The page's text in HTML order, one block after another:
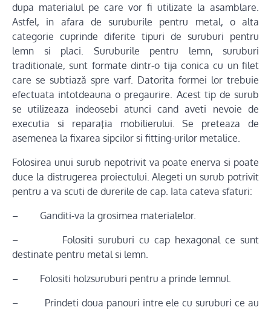
dupa materialul pe care vor fi utilizate la asamblare.
Astfel, in afara de suruburile pentru metal, o alta
categorie cuprinde diferite tipuri de suruburi pentru
lemn si placi. Suruburile pentru lemn, suruburi
traditionale, sunt formate dintr-o tija conica cu un filet
care se subtiază spre varf. Datorita formei lor trebuie
efectuata intotdeauna o pregaurire. Acest tip de surub
se utilizeaza indeosebi atunci cand aveti nevoie de
executia si reparaţia mobilierului. Se preteaza de
asemenea la fixarea sipcilor si fitting-urilor metalice.
Folosirea unui surub nepotrivit va poate enerva si poate
duce la distrugerea proiectului. Alegeti un surub potrivit
pentru a va scuti de durerile de cap. Iata cateva sfaturi:
– Ganditi-va la grosimea materialelor.
– Folositi suruburi cu cap hexagonal ce sunt
destinate pentru metal si lemn.
– Folositi holzsuruburi pentru a prinde lemnul.
– Prindeti doua panouri intre ele cu suruburi ce au